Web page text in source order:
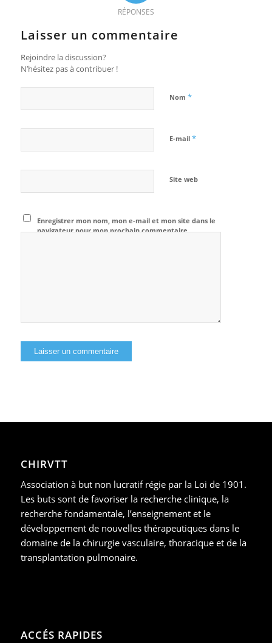
RÉPONSES
Laisser un commentaire
Rejoindre la discussion?
N’hésitez pas à contribuer !
Nom *
E-mail *
Site web
Enregistrer mon nom, mon e-mail et mon site dans le
navigateur pour mon prochain commentaire.
CHIRVTT
Association à but non lucratif régie par la Loi de 1901.
Les buts sont de favoriser la recherche clinique, la
recherche fondamentale, l’enseignement et le
développement de nouvelles thérapeutiques dans le
domaine de la chirurgie vasculaire, thoracique et de la
transplantation pulmonaire.
ACCÉS RAPIDES